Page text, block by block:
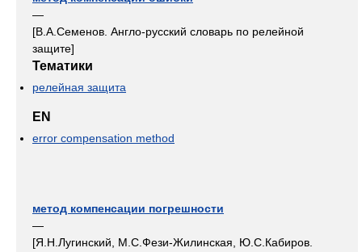
—
[В.А.Семенов. Англо-русский словарь по релейной
защите]
Тематики
релейная защита
EN
error compensation method
метод компенсации погрешности
—
[Я.Н.Лугинский, М.С.Фези-Жилинская, Ю.С.Кабиров.